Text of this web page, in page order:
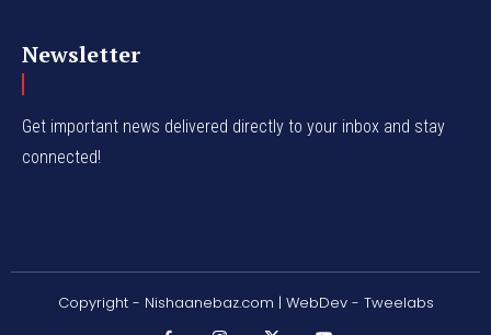
Newsletter
Get important news delivered directly to your inbox and stay
connected!
Copyright - Nishaanebaz.com | WebDev - Tweelabs